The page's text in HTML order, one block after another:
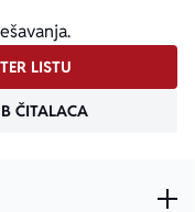
LISTU
ČITALACA